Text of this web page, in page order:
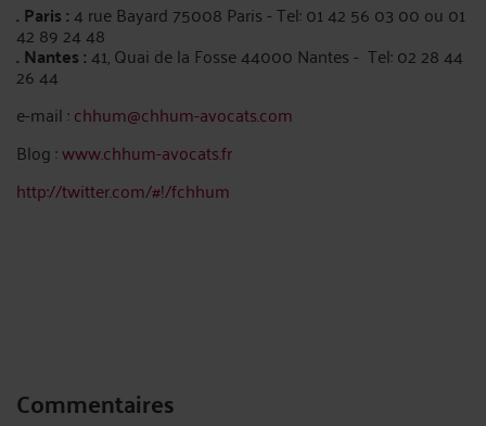
. Paris : 4 rue Bayard 75008 Paris - Tel: 01 42 56 03 00 ou 01
42 89 24 48
. Nantes : 41, Quai de la Fosse 44000 Nantes - Tel: 02 28 44
26 44
e-mail :chhum@chhum-avocats.com
Blog :www.chhum-avocats.fr
http://twitter.com/#!/fchhum
Commentaires